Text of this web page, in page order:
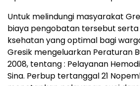
Untuk melindungi masyarakat
biaya pengobatan tersebut
ksehatan yang optimal bagi
Gresik mengeluarkan Peraturan
2008, tentang : Pelayanan
Sina. Perbup tertanggal 21